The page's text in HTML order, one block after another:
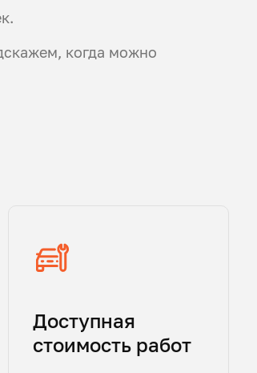
когда можно
Доступная
стоимость работ